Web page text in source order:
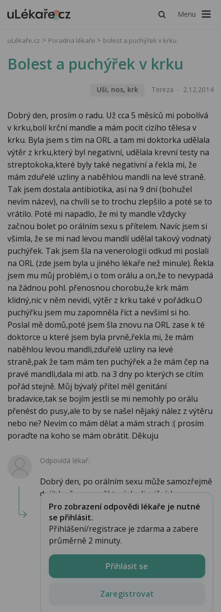
Menu
uLékaře.cz Poradna lékaře bolest a puchýřek v krku
Bolest a puchýřek v krku
Uši, nos, krk Tereza 2.12.2014
Dobrý den, prosím o radu. Už cca 5 měsíců mi pobolívá
v krku,bolí krční mandle a mám pocit cizího tělesa v
krku. Byla jsem s tím na ORL a tam mi doktorka udělala
výtěr z krku,který byl negativní, udělala krevní testy na
streptokoka,které byly také negativní a řekla mi, že
mám zduřelé uzliny a naběhlou mandli na levé straně.
Tak jsem dostala antibiotika, asi na 9 dní (bohužel
nevím název), na chvíli se to trochu zlepšilo a poté se to
vrátilo. Poté mi napadlo, že mi ty mandle vždycky
začnou bolet po orálním sexu s přítelem. Navíc jsem si
všimla, že se mi nad levou mandlí udělal takový vodnatý
puchýřek. Tak jsem šla na venerologii odkud mi poslali
na ORL (zde jsem byla u jiného lékaře než minule). Řekla
jsem mu můj problém,i o tom orálu a on,že to nevypadá
na žádnou pohl. přenosnou chorobu,že krk mám
klidný,nic v něm nevidí, výtěr z krku také v pořádku.O
puchýřku jsem mu zapomněla říct a nevšiml si ho.
Poslal mě domů,poté jsem šla znovu na ORL zase k té
doktorce u které jsem byla prvně,řekla mi, že mám
naběhlou levou mandli,zduřelé uzliny na levé
straně,pak že tam mám ten puchýřek a že mám čep na
pravé mandli,dala mi atb. na 3 dny po kterých se cítím
pořád stejně. Můj bývalý přítel měl genitání
bradavice,tak se bojím jestli se mi nemohly po orálu
přenést do pusy,ale to by se našel nějaký nález z výtěru
nebo ne? Nevím co mám dělat a mám strach :( prosím
poraďte na koho se mám obrátit. Děkuju
Odpovídá lékař:
Dobrý den, po orálním sexu může samozřejmě
dojít k přenosu některých slizničních onemoc...
Pro zobrazení odpovědi lékaře je nutné
se přihlásit.
Přihlášení/registrace je zdarma a zabere
průměrně 2 minuty.
Přihlásit se
Zaregistrovat